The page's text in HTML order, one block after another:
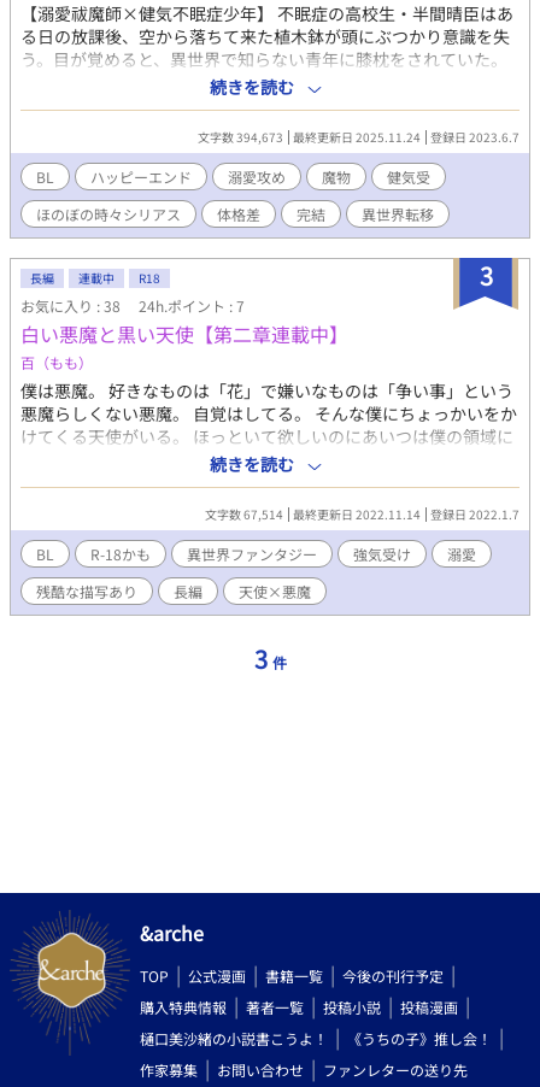
【溺愛祓魔師×健気不眠症少年】 不眠症の高校生・半間晴臣はあ
る日の放課後、空から落ちて来た植木鉢が頭にぶつかり意識を失
う。目が覚めると、異世界で知らない青年に膝枕をされていた。
眩暈がするほど艶かしい匂いにまどろんでいた晴臣は、出会った
ばかりの青年に側仕えを任ぜられる。側仕えの役割は『性行為に
よって主を癒す事』——？ ほのぼのえっちな異世界ボーイズラ
ブ。 ※本編は【完結済み】で、番外編などを投稿しています。
※R18表現があります。 ※CP以外との性的接触がわりとあります
ので苦手な方はご注意下さい！
続きを読む
文字数 394,673 最終更新日 2025.11.24 登録日 2023.6.7
BL ハッピーエンド 溺愛攻め 魔物
健気受
ほのぼの時々シリアス
体格差 完結 異世界転移
3
長編 連載中 R18
お気に入り : 38 24h.ポイント : 7
白い悪魔と黒い天使【第二章連載中】
百（もも）
僕は悪魔。 好きなものは「花」で嫌いなものは「争い事」という
悪魔らしくない悪魔。 自覚はしてる。 そんな僕にちょっかいをか
けてくる天使がいる。 ほっといて欲しいのにあいつは僕の領域に
ズカズカ入り込んでくる。 はじめはつっけどんに追い返してたけ
ど、そいつの無遠慮さがだんだん嫌だと思わなくなってきた自分
に戸惑う。 そんな毎日を過ごし少しずつ芽生えた新しい気持ち。
その気持ちの名前は…… キラキラ腹黒天使×純粋ツンデレ悪魔の
異世界ボーイズラブファンタジー。 残酷な描写が入る時は※つけ
ます。 ハッピーエンド保証 R18の時＊つけます。 長編でゆるゆる
と書いていきます。 R18までが長いかもしれません。 気長にお付
き合いください。 毎週月曜 15:00更新 仕事や私生活で更新できな
続きを読む
文字数 67,514 最終更新日 2022.11.14 登録日 2022.1.7
BL R-18かも 異世界ファンタジー 強気受け
溺愛
残酷な描写あり
長編 天使×悪魔
3 件
&arche
TOP 公式漫画 書籍一覧
今後の刊行予定
購入特典情報
著者一覧 投稿小説
投稿漫画
樋口美沙緒の小説書こうよ！
《うちの子》推し会！
作家募集
お問い合わせ ファンレターの送り先